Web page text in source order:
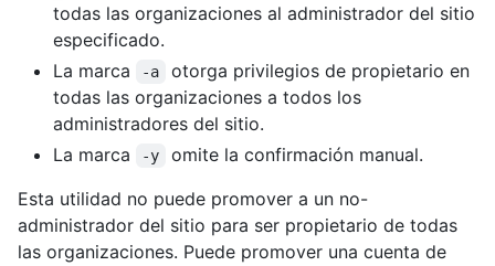
todas las organizaciones al administrador del sitio
especificado.
La marca
-a
otorga privilegios de propietario en
todas las organizaciones a todos los
administradores del sitio.
La marca
-y
omite la confirmación manual.
Esta utilidad no puede promover a un no-
administrador del sitio para ser propietario de todas
las organizaciones. Puede promover una cuenta de